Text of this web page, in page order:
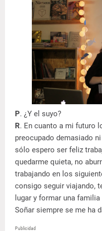
P. ¿Y el suyo?
R. En cuanto a mi futuro
preocupado demasiado
sólo espero ser feliz
quedarme quieta, no
trabajando en los
consigo seguir viajando,
lugar y formar una
Soñar siempre se me ha
Publicidad